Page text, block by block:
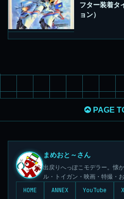
フター装着タ
ョン）
PAGE
まめおと～さん
出戻りへっぽこモデラー。懐
ル・トイガン・映画・特撮・
HOME ANNEX YouTube